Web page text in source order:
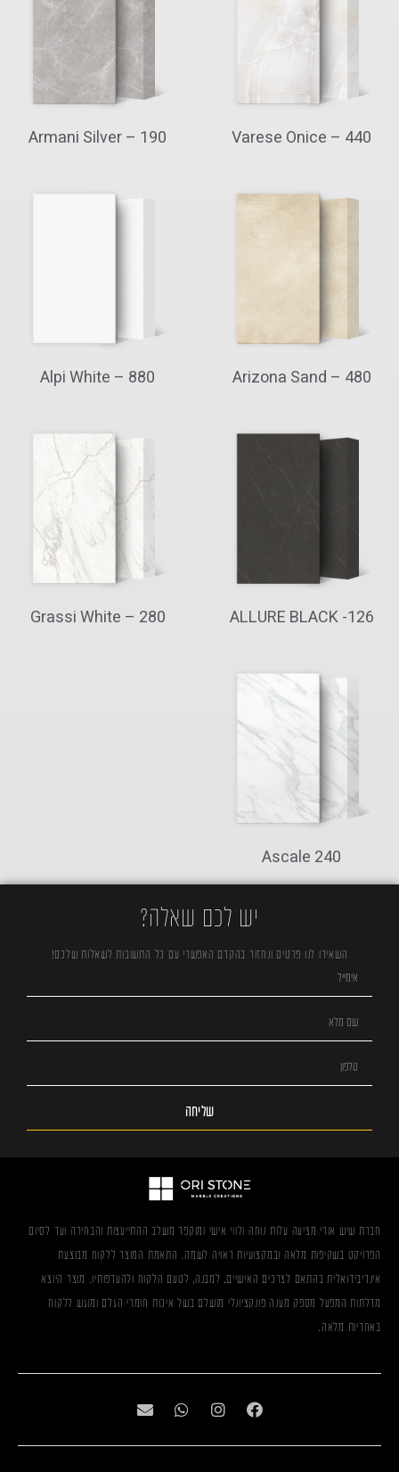
Varese Onice – 440
Armani Silver – 190
Arizona Sand – 480
Alpi White – 880
ALLURE BLACK -126
Grassi White – 280
240 Ascale
יש לכם שאלה?
השאירו לנו פרטים ונחזור בהקדם האפשרי עם כל התשובות לשאלות שלכם!
שליחה
חברת שיש אורי מציעה עלות נוחה ולווי אישי ומוקפד משלב ההתייעצות והבחירה ועד לסיום
הפרויקט בשקיפות מלאה ובמקצועיות ראויה לשמה. התאמת המוצר ללקוח מבוצעת
אינדיבידואלית בהתאם לצרכים האישיים, למבנה, לטעם הלקוח ולהעדפותיו. מוצר היוצא
מדלתות המפעל מספק מענה פונקציונלי מושלם בשל איכות חומרי הגלם ומוגש ללקוח
באחריות מלאה.